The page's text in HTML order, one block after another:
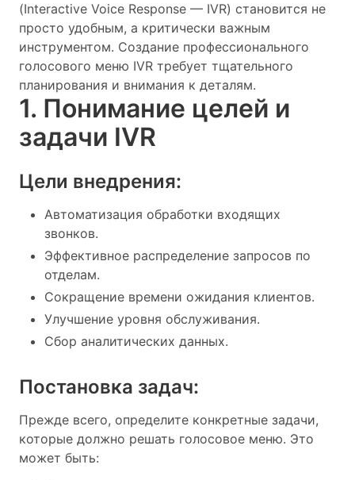
(Interactive Voice Response — IVR) становится не
просто удобным, а критически важным
инструментом. Создание профессионального
голосового меню IVR требует тщательного
планирования и внимания к деталям.
1. Понимание целей и
задачи IVR
Цели внедрения:
Автоматизация обработки входящих
звонков.
Эффективное распределение запросов по
отделам.
Сокращение времени ожидания клиентов.
Улучшение уровня обслуживания.
Сбор аналитических данных.
Постановка задач:
Прежде всего, определите конкретные задачи,
которые должно решать голосовое меню. Это
может быть: